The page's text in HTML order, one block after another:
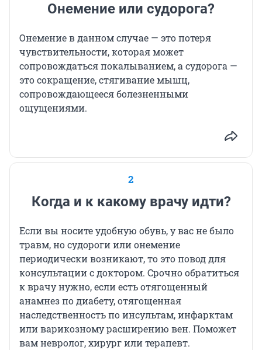
Онемение или судорога?
Онемение в данном случае — это потеря
чувствительности, которая может
сопровождаться покалыванием, а судорога —
это сокращение, стягивание мышц,
сопровождающееся болезненными
ощущениями.
2
Когда и к какому врачу идти?
Если вы носите удобную обувь, у вас не было
травм, но судороги или онемение
периодически возникают, то это повод для
консультации с доктором. Срочно обратиться
к врачу нужно, если есть отягощенный
анамнез по диабету, отягощенная
наследственность по инсультам, инфарктам
или варикозному расширению вен. Поможет
вам невролог, хирург или терапевт.